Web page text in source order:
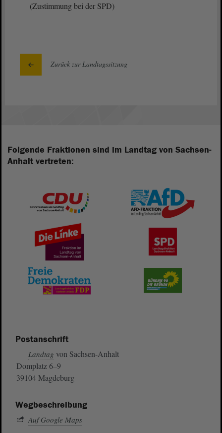
(Zustimmung bei der SPD)
Zurück zur Landtagssitzung
Folgende Fraktionen sind im Landtag von Sachsen-
Anhalt vertreten:
Postanschrift
Landtag von Sachsen-Anhalt
Domplatz 6–9
39104 Magdeburg
Wegbeschreibung
Auf Google Maps